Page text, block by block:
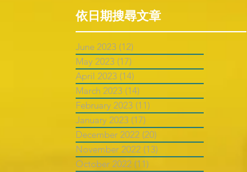
依日期搜尋文章
June 2023 (12)
May 2023 (17)
April 2023 (14)
March 2023 (14)
February 2023 (11)
January 2023 (17)
December 2022 (20)
November 2022 (13)
October 2022 (11)